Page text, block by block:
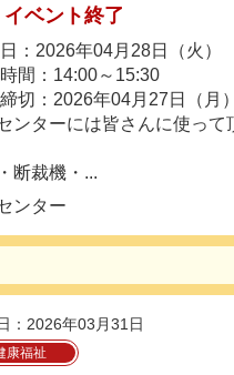
イベント終了
：2026年04月28日（火）
間：14:00～15:30
切：2026年04月27日（月）
ンターには皆さんに使って
断裁機・...
ンター
：2026年03月31日
康福祉